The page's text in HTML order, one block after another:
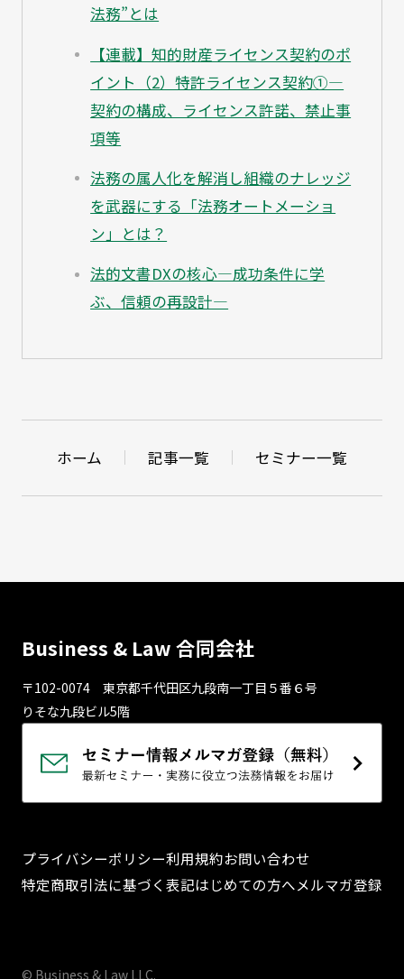
法務”とは
【連載】知的財産ライセンス契約のポ
イント（2）特許ライセンス契約①—
契約の構成、ライセンス許諾、禁止事
項等
法務の属人化を解消し組織のナレッジ
を武器にする「法務オートメーショ
ン」とは？
法的文書DXの核心―成功条件に学
ぶ、信頼の再設計―
ホーム 記事一覧 セミナー一覧
Business & Law 合同会社
〒102-0074 東京都千代⽥区九段南⼀丁⽬５番６号
りそな九段ビル5階
プライバシーポリシー利用規約お問い合わせ
特定商取引法に基づく表記はじめての方へメルマガ登録
© Business & Law LLC.